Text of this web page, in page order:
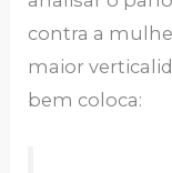
contra a
maior
bem coloca: